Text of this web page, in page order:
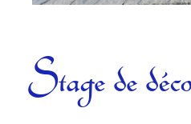
Stage de